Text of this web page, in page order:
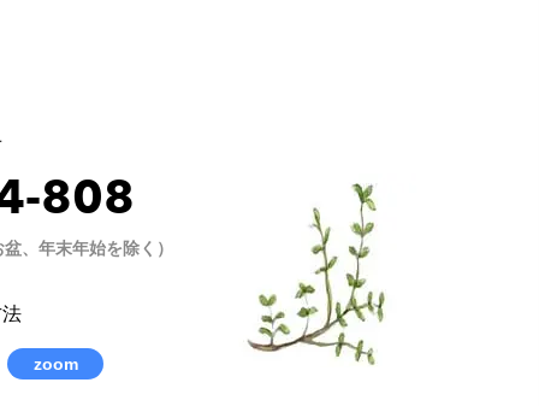
808
、年末年始を除く）
zoom